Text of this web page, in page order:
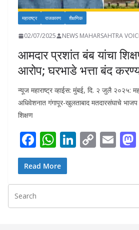
महाराष्ट्र राजकारण शैक्षणिक
02/07/2025 NEWS MAHARSAHTRA
आमदार प्रशांत बंब यांचा
आरोप; घरभाडे भत्ता बंद
न्यूज महाराष्ट्र व्हाईस: मुंबई, दि. २ जुलै २०२५:
अधिवेशनात गंगापूर-खुलताबाद मतदारसंघाचे
शिक्षण
F
ac
e
b
o
W
h
at
s
A
Li
e
dI
C
y
Li
E
l
Read More